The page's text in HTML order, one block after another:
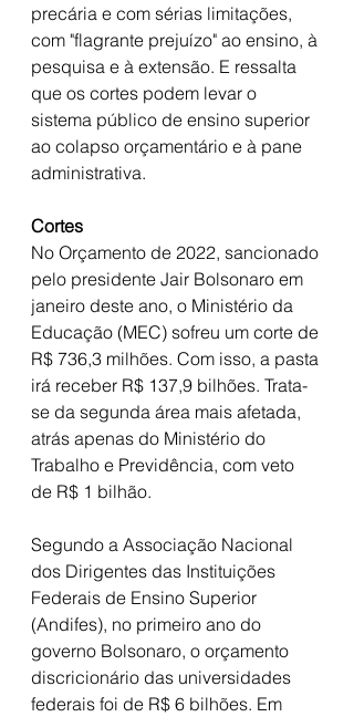
precária e com sérias limitações,
com "flagrante prejuízo" ao ensino, à
pesquisa e à extensão. E ressalta
que os cortes podem levar o
sistema público de ensino superior
ao colapso orçamentário e à pane
administrativa.
Cortes
No Orçamento de 2022, sancionado
pelo presidente Jair Bolsonaro em
janeiro deste ano, o Ministério da
Educação (MEC) sofreu um corte de
R$ 736,3 milhões. Com isso, a pasta
irá receber R$ 137,9 bilhões. Trata-
se da segunda área mais afetada,
atrás apenas do Ministério do
Trabalho e Previdência, com veto
de R$ 1 bilhão.
Segundo a Associação Nacional
dos Dirigentes das Instituições
Federais de Ensino Superior
(Andifes), no primeiro ano do
governo Bolsonaro, o orçamento
discricionário das universidades
federais foi de R$ 6 bilhões. Em